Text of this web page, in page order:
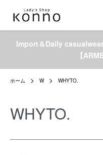
Import＆Daily
【
ホーム W WHYTO.
WHYTO.